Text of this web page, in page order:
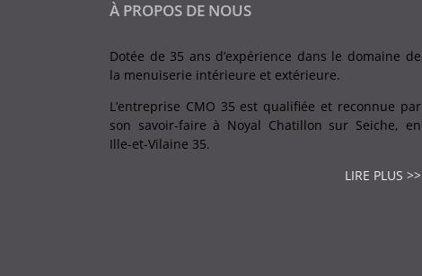
À PROPOS DE NOUS
Dotée de 35 ans d’expérience dans le domaine de
la menuiserie intérieure et extérieure.
L’entreprise CMO 35 est qualifiée et reconnue par
son savoir-faire à Noyal Chatillon sur Seiche, en
Ille-et-Vilaine 35.
LIRE PLUS >>